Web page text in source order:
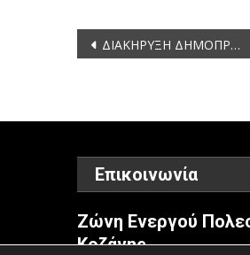
Πλοήγηση
ΔΙΑΚΗΡΥΞΗ ΔΗΜΟΠΡΑΣΙΑΣ – Για την παραχώρηση κατά χρήση ακινήτου έκτασης 9.555,94 τ.μ. στο αγρόκτημα Οινόης, νομού Καστοριάς με σκοπό την παραγωγή τροφίμων φυτικής ή ζωικής προέλευσης.
Επικοινωνία
Ζώνη Ενεργού
Κοζάνης